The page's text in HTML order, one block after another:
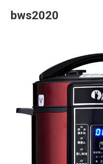
bws2020